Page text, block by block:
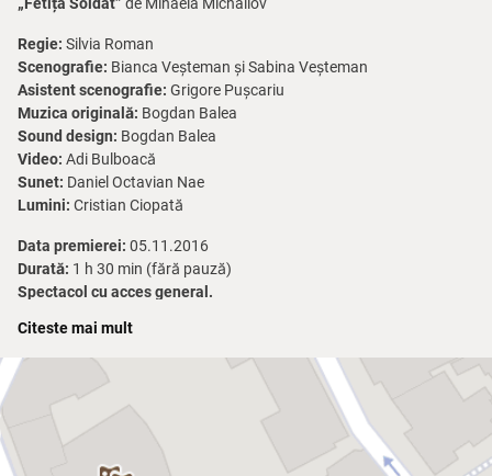
„Fetița Soldat” de Mihaela Michailov
Regie: Silvia Roman
Scenografie: Bianca Veșteman și Sabina Veșteman
Asistent scenografie: Grigore Pușcariu
Muzica originală: Bogdan Balea
Sound design: Bogdan Balea
Video: Adi Bulboacă
Sunet: Daniel Octavian Nae
Lumini: Cristian Ciopată
Data premierei: 05.11.2016
Durată: 1 h 30 min (fără pauză)
Spectacol cu acces general.
Producție realizată de:
cadrul programului 9G la TNB.
Despre spectacol:
Fetița Soldat
” este o poveste pentru toate vârstele și toate
timpurile, purtând cu ea parfumul copilăriei dintotdeauna. Lumea
văzută prin ochii unei fetițe de 9 ani este plină de candoare și
Citeste mai mult